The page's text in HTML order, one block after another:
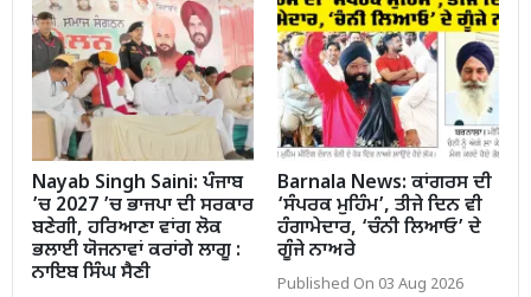
Nayab Singh Saini: ਪੰਜਾਬ
’ਚ 2027 ’ਚ ਭਾਜਪਾ ਦੀ ਸਰਕਾਰ
ਬਣੇਗੀ, ਹਰਿਆਣਾ ਵਾਂਗ ਲੋਕ
ਭਲਾਈ ਯੋਜਨਾਵਾਂ ਕਰਾਂਗੇ ਲਾਗੂ :
ਨਾਇਬ ਸਿੰਘ ਸੈਣੀ
Barnala News: ਕਾਂਗਰਸ ਦੀ
‘ਸੰਪਰਕ ਮੁਹਿੰਮ’, ਤੀਜੇ ਦਿਨ ਵੀ
ਹੰਗਾਮੇਦਾਰ, ‘ਚੰਨੀ ਲਿਆਓ’ ਦੇ
ਗੂੰਜੇ ਨਾਅਰੇ
Published On 03 Aug 2026